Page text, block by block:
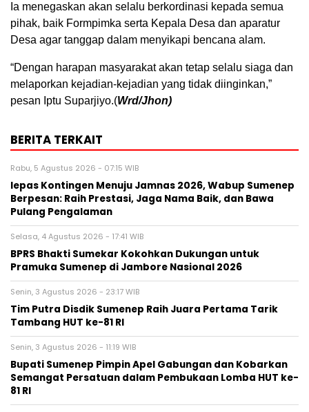
Ia menegaskan akan selalu berkordinasi kepada semua
pihak, baik Formpimka serta Kepala Desa dan aparatur
Desa agar tanggap dalam menyikapi bencana alam.
“Dengan harapan masyarakat akan tetap selalu siaga dan
melaporkan kejadian-kejadian yang tidak diinginkan,”
pesan Iptu Suparjiyo.(Wrd/Jhon)
BERITA TERKAIT
Rabu, 5 Agustus 2026 - 07:15 WIB
lepas Kontingen Menuju Jamnas 2026, Wabup Sumenep
Berpesan: Raih Prestasi, Jaga Nama Baik, dan Bawa
Pulang Pengalaman
Selasa, 4 Agustus 2026 - 17:41 WIB
BPRS Bhakti Sumekar Kokohkan Dukungan untuk
Pramuka Sumenep di Jambore Nasional 2026
Senin, 3 Agustus 2026 - 23:17 WIB
Tim Putra Disdik Sumenep Raih Juara Pertama Tarik
Tambang HUT ke-81 RI
Senin, 3 Agustus 2026 - 11:19 WIB
Bupati Sumenep Pimpin Apel Gabungan dan Kobarkan
Semangat Persatuan dalam Pembukaan Lomba HUT ke-
81 RI